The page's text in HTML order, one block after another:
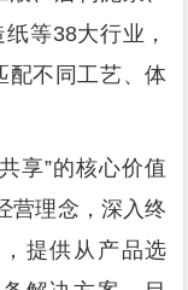
等38大行业，
配不同工艺、体
”的核心价值
营理念，深入终
提供从产品选